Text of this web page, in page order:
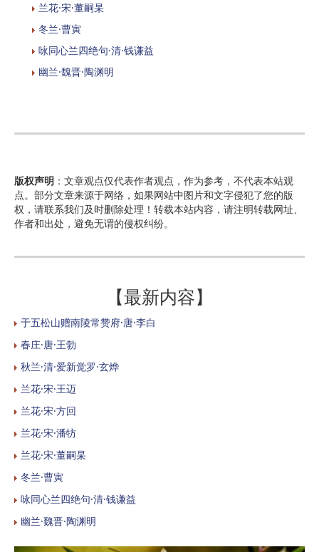
兰花·宋·董嗣杲
冬兰·曹寅
咏同心兰四绝句·清·钱谦益
幽兰·魏晋·陶渊明
版权声明 ：文章观点仅代表作者观点，作为参考，不代表本站观
点。部分文章来源于网络，如果网站中图片和文字侵犯了您的版
权，请联系我们及时删除处理！转载本站内容，请注明转载网址、
作者和出处，避免无谓的侵权纠纷。
【最新内容】
于五松山赠南陵常赞府·唐·李白
春庄·唐·王勃
秋兰·清·爱新觉罗·玄烨
兰花·宋·王迈
兰花·宋·方回
兰花·宋·潘牥
兰花·宋·董嗣杲
冬兰·曹寅
咏同心兰四绝句·清·钱谦益
幽兰·魏晋·陶渊明